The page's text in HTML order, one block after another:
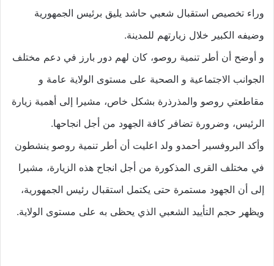
وراء تخصيص استقبال شعبي حاشد يليق برئيس الجمهورية
وضيفه الكبير خلال زيارتهم للمدينة.
و أوضح أن أطر تنمية روصو، كان لهم دور بارز في دعم مختلف
الجوانب الاجتماعية و الصحية على مستوى الولاية عامة و
مقاطعتي روصو والمذرذرة بشكل خاص، مشيرا إلى أهمية زيارة
الرئيس، وضرورة تضافر كافة الجهود من أجل انجاحها.
وأكد البروفسير أحمدو ولد اعليت أن أطر تنمية روصو ينشطون
في مختلف القرى المذكورة من أجل انجاح هذه الزيارة، مشيرا
إلى أن الجهود مستمرة حتى يكتمل استقبال رئيس الجمهورية،
ويظهر حجم التأييد الشعبي الذي يحظى به على مستوى الولاية.